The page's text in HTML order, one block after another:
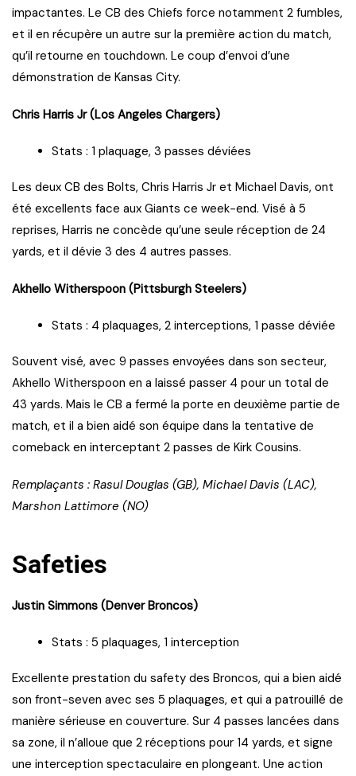
impactantes. Le CB des Chiefs force notamment 2 fumbles,
et il en récupère un autre sur la première action du match,
qu’il retourne en touchdown. Le coup d’envoi d’une
démonstration de Kansas City.
Chris Harris Jr (Los Angeles Chargers)
Stats : 1 plaquage, 3 passes déviées
Les deux CB des Bolts, Chris Harris Jr et Michael Davis, ont
été excellents face aux Giants ce week-end. Visé à 5
reprises, Harris ne concède qu’une seule réception de 24
yards, et il dévie 3 des 4 autres passes.
Akhello Witherspoon (Pittsburgh Steelers)
Stats : 4 plaquages, 2 interceptions, 1 passe déviée
Souvent visé, avec 9 passes envoyées dans son secteur,
Akhello Witherspoon en a laissé passer 4 pour un total de
43 yards. Mais le CB a fermé la porte en deuxième partie de
match, et il a bien aidé son équipe dans la tentative de
comeback en interceptant 2 passes de Kirk Cousins.
Remplaçants : Rasul Douglas (GB), Michael Davis (LAC),
Marshon Lattimore (NO)
Safeties
Justin Simmons (Denver Broncos)
Stats : 5 plaquages, 1 interception
Excellente prestation du safety des Broncos, qui a bien aidé
son front-seven avec ses 5 plaquages, et qui a patrouillé de
manière sérieuse en couverture. Sur 4 passes lancées dans
sa zone, il n’alloue que 2 réceptions pour 14 yards, et signe
une interception spectaculaire en plongeant. Une action